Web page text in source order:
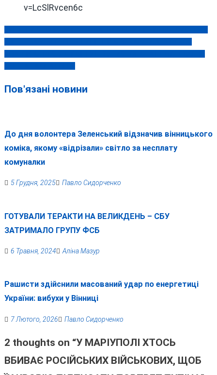
v=LcSlRvcen6c
Навігація
записів
Пов'язані новини
До дня волонтера Зеленський відзначив вінницького
коміка, якому «відрізали» світло за несплату
комуналки
5 Грудня, 2025 Павло Сидорченко
ГОТУВАЛИ ТЕРАКТИ НА ВЕЛИКДЕНЬ – СБУ
ЗАТРИМАЛО ГРУПУ ФСБ
6 Травня, 2024 Аліна Мазур
Рашисти здійснили масований удар по енергетиці
України: вибухи у Вінниці
7 Лютого, 2026 Павло Сидорченко
2 thoughts on “У МАРІУПОЛІ ХТОСЬ
ВБИВАЄ РОСІЙСЬКИХ ВІЙСЬКОВИХ, ЩОБ